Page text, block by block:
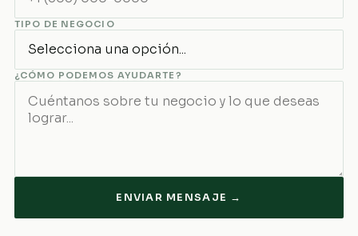
TIPO DE NEGOCIO
¿CÓMO PODEMOS AYUDARTE?
ENVIAR MENSAJE →